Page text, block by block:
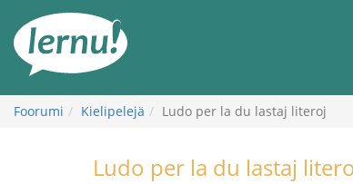
sisältöön
Foorumi Kielipelejä Ludo per la du lastaj literoj
Ludo per la du lastaj